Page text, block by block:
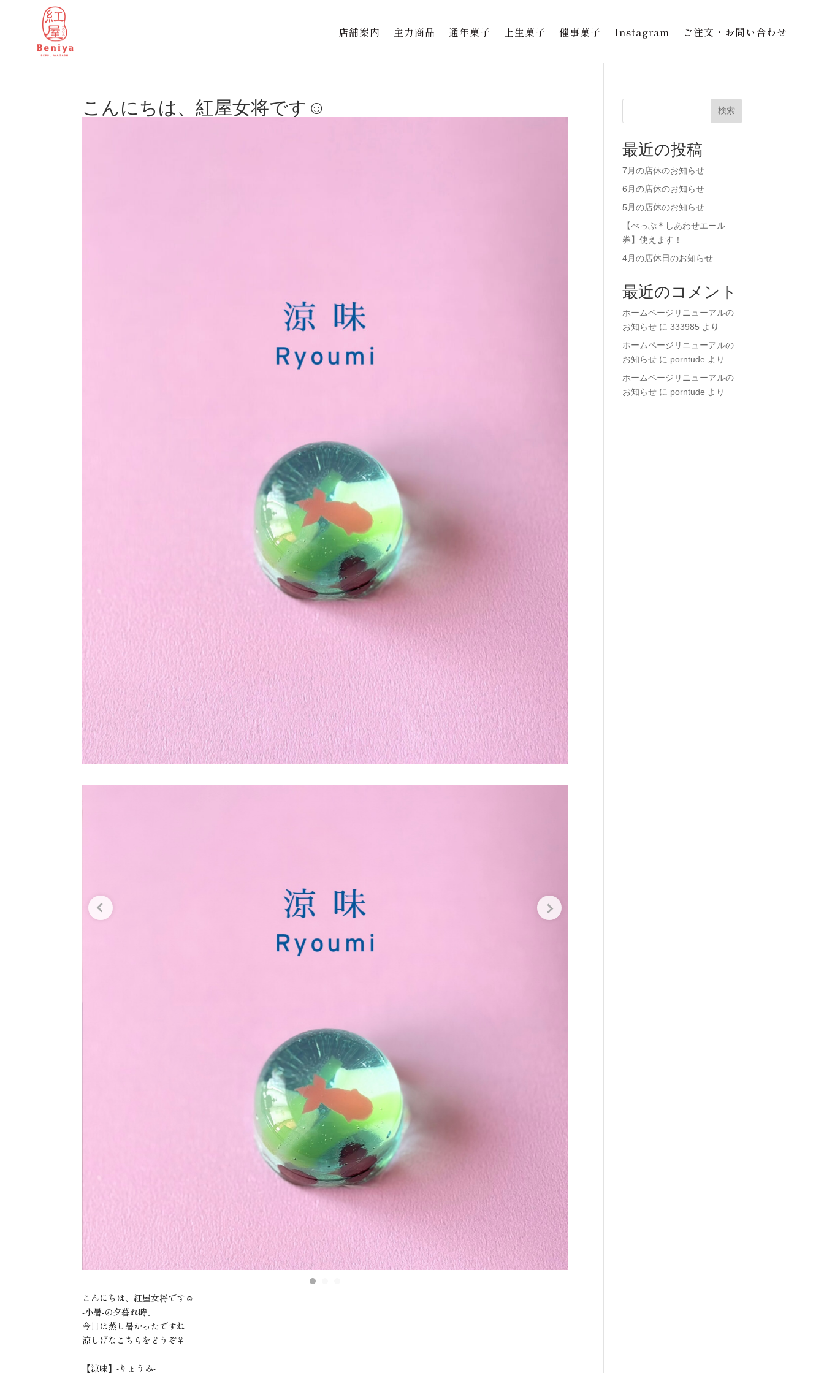
店舗案内 主力商品 通年菓子 上生菓子 催事菓子 Instagram ご注文・お問い合わせ
こんにちは、紅屋女将です☺️
こんにちは、紅屋女将です☺️
-小暑-の夕暮れ時。
今日は蒸し暑かったですね
涼しげなこちらをどうぞ‍♀️
【涼味】-りょうみ-
検索
最近の投稿
7月の店休のお知らせ
6月の店休のお知らせ
5月の店休のお知らせ
【べっぷ＊しあわせエール
券】使えます！
4月の店休日のお知らせ
最近のコメント
ホームページリニューアルの
お知らせ に333985 より
ホームページリニューアルの
お知らせ に porntude より
ホームページリニューアルの
お知らせ に porntude より